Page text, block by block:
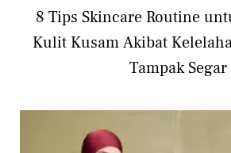
8 Tips Skincare Routine
Kulit Kusam Akibat
Tampak Segar